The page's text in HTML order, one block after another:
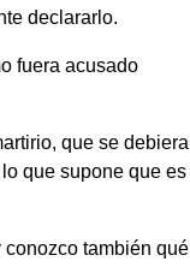
declararlo.
fuera acusado
que se debiera
que supone que es
también qué